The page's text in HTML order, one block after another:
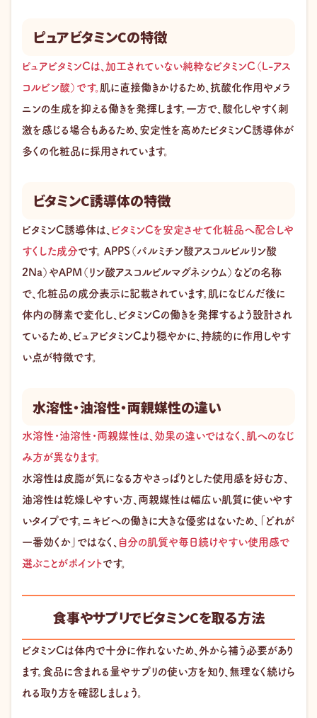
ピュアビタミンCの特徴
ピュアビタミンCは、加工されていない純粋なビタミンC（L-アス
コルビン酸）です。 肌に直接働きかけるため、抗酸化作用やメラ
ニンの生成を抑える働きを発揮します。一方で、酸化しやすく刺
激を感じる場合もあるため、安定性を高めたビタミンC誘導体が
多くの化粧品に採用されています。
ビタミンC誘導体の特徴
ビタミンC誘導体は、 ビタミンCを安定させて化粧品へ配合しや
すくした成分です。 APPS（パルミチン酸アスコルビルリン酸
2Na）やAPM（リン酸アスコルビルマグネシウム）などの名称
で、化粧品の成分表示に記載されています。肌になじんだ後に
体内の酵素で変化し、ビタミンCの働きを発揮するよう設計され
ているため、ピュアビタミンCより穏やかに、持続的に作用しやす
い点が特徴です。
水溶性・油溶性・両親媒性の違い
水溶性・油溶性・両親媒性は、効果の違いではなく、肌へのなじ
み方が異なります。
水溶性は皮脂が気になる方やさっぱりとした使用感を好む方、
油溶性は乾燥しやすい方、両親媒性は幅広い肌質に使いやす
いタイプです。ニキビへの働きに大きな優劣はないため、「どれが
一番効くか」ではなく、
自分の肌質や毎日続けやすい使用感で
選ぶことがポイントです。
食事やサプリでビタミンCを取る方法
ビタミンCは体内で十分に作れないため、外から補う必要があり
ます。食品に含まれる量やサプリの使い方を知り、無理なく続けら
れる取り方を確認しましょう。